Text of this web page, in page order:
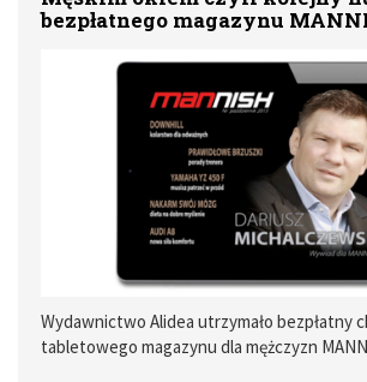
jedną z wymienionych konstrukcji zyskają
oprogramowania. Niebawem pojawi się
opracowana z myślą o sieciowych
Aventage RX-A 20 i RX-V 73
bezpłatnego magazynu
Wydawnictwo Alidea utrzymało bezpłatny
tabletowego magazynu dla mężczyzn